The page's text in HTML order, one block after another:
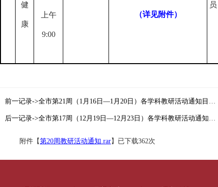
健
康
上午
9:00
（详见附件）
前一记录->全市第21周（1月16日—1月20日）各学科教研活动通知目录索引
后一记录->全市第17周（12月19日—12月23日）各学科教研活动通知目录索引
附件【第20周教研活动通知.rar】已下载362次